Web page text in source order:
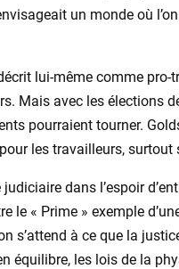
un monde où
lui-même comme pro-
Mais avec les élections
pourraient tourner.
les travailleurs,
dans l’espoir
le « Prime » exemple
s’attend à ce que la
équilibre, les lois de la